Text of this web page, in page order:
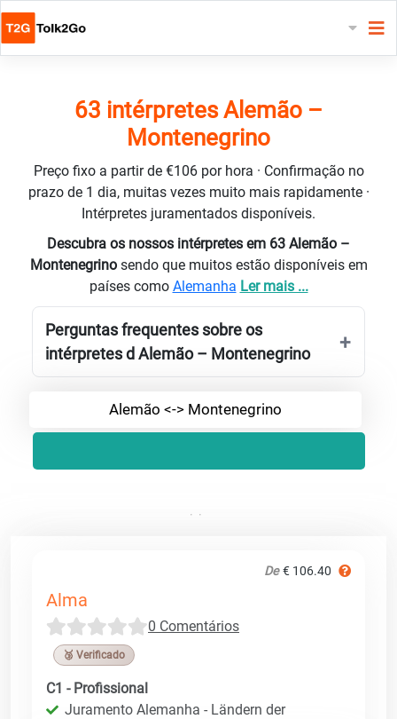
63 intérpretes Alemão –
Montenegrino
Preço fixo a partir de €106 por hora · Confirmação no
prazo de 1 dia, muitas vezes muito mais rapidamente ·
Intérpretes juramentados disponíveis.
Descubra os nossos intérpretes em 63 Alemão –
Montenegrino sendo que muitos estão disponíveis em
países como Alemanha Ler mais ...
Perguntas frequentes sobre os
intérpretes d Alemão – Montenegrino
Alemão <-> Montenegrino
De € 106.40
Alma
0 Comentários
🥉 Verificado
C1 - Profissional
Juramento Alemanha - Ländern der